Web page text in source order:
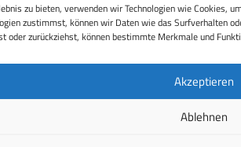
zu bieten, verwenden wir Technologien wie Cookies,
zustimmst, können wir Daten wie das Surfverhalten
oder zurückziehst, können bestimmte Merkmale und
Akzeptieren
Ablehnen